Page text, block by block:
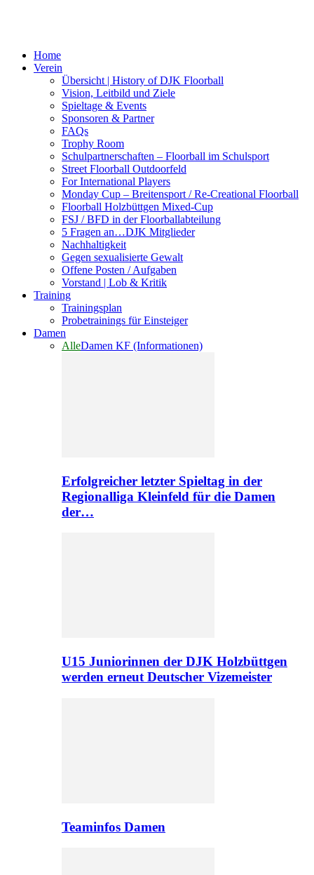
Home
Verein
Übersicht | History of DJK Floorball
Vision, Leitbild und Ziele
Spieltage & Events
Sponsoren & Partner
FAQs
Trophy Room
Schulpartnerschaften – Floorball im Schulsport
Street Floorball Outdoorfeld
For International Players
Monday Cup – Breitensport / Re-Creational Floorball
Floorball Holzbüttgen Mixed-Cup
FSJ / BFD in der Floorballabteilung
5 Fragen an…DJK Mitglieder
Nachhaltigkeit
Gegen sexualisierte Gewalt
Offene Posten / Aufgaben
Vorstand | Lob & Kritik
Training
Trainingsplan
Probetrainings für Einsteiger
Damen
AlleDamen KF (Informationen)
Erfolgreicher letzter Spieltag in der
Regionalliga Kleinfeld für die Damen
der…
U15 Juniorinnen der DJK Holzbüttgen
werden erneut Deutscher Vizemeister
Teaminfos Damen